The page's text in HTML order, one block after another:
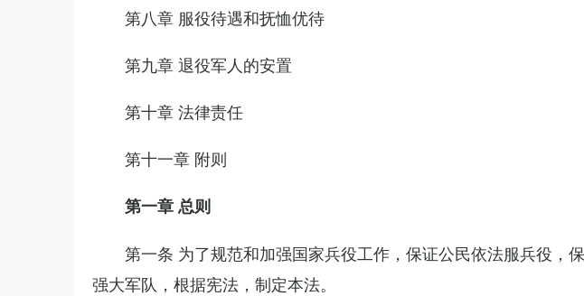
第八章 服役待遇和抚恤优待
第九章 退役军人的安置
第十章 法律责任
第十一章 附则
第一章 总则
第一条 为了规范和加强国家兵役工作，保证公民依法服兵役，
强大军队，根据宪法，制定本法。